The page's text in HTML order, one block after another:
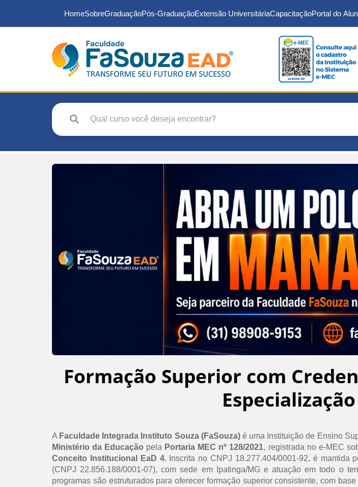
HomeSobreGraduaçãoPós-GraduaçãoExtensão UniversitáriaCapacitaçãoPortal do
Formação Superior com
A Faculdade Integrada Instituto Souza (FaSouza)é uma Instituição de Ensino
Ministério da Educação pela Portaria MEC nº 128/2021, registrada no e-MEC
Conceito Institucional EaD 4. Inscrita no CNPJ 18.277.404/0001-92, é mantida
(CNPJ 22.856.188/0001-07), com sede em Ipatinga/MG e atuação em todo o
programas são estruturados para oferecer formação superior consistente, com